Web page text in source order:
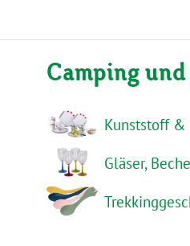
Camping
Kunststoff &
Gläser,